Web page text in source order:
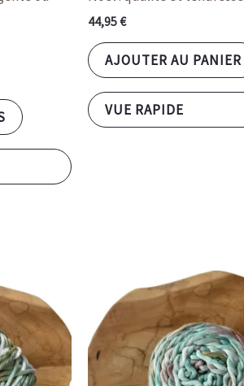
44,95€
AJOUTER AU PANIER
VUE RAPIDE